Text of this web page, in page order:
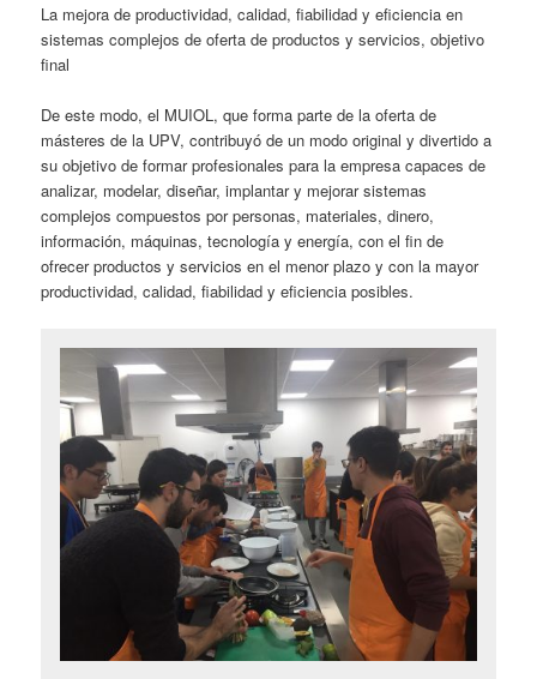
La mejora de productividad, calidad, fiabilidad y eficiencia en
sistemas complejos de oferta de productos y servicios, objetivo
final
De este modo, el MUIOL, que forma parte de la oferta de
másteres de la UPV, contribuyó de un modo original y divertido a
su objetivo de formar profesionales para la empresa capaces de
analizar, modelar, diseñar, implantar y mejorar sistemas
complejos compuestos por personas, materiales, dinero,
información, máquinas, tecnología y energía, con el fin de
ofrecer productos y servicios en el menor plazo y con la mayor
productividad, calidad, fiabilidad y eficiencia posibles.